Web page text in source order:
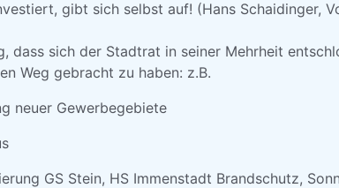
gibt sich selbst auf! (Hans Schaidinger,
dass sich der Stadtrat in seiner Mehrheit
Weg gebracht zu haben: z.B.
Gewerbegebiete
GS Stein, HS Immenstadt Brandschutz,